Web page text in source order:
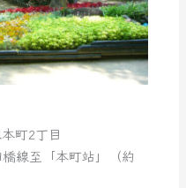
町2丁目
線至「本町站」（約